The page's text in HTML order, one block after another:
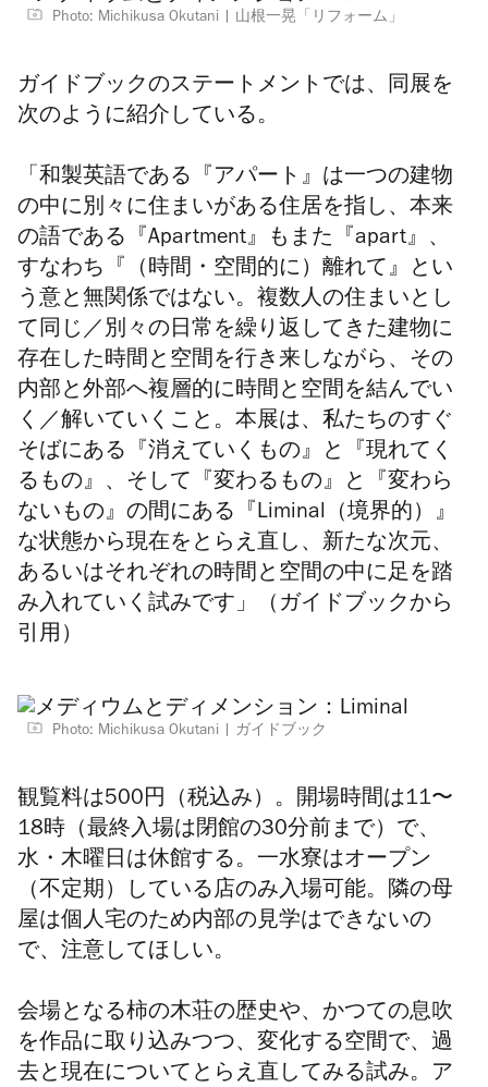
Photo: Michikusa Okutani 山根一晃「リフォーム」
ガイドブックのステートメントでは、同展を
次のように紹介している。
「和製英語である『アパート』は一つの建物
の中に別々に住まいがある住居を指し、本来
の語である『Apartment』もまた『apart』、
すなわち『（時間・空間的に）離れて』とい
う意と無関係ではない。複数人の住まいとし
て同じ／別々の日常を繰り返してきた建物に
存在した時間と空間を行き来しながら、その
内部と外部へ複層的に時間と空間を結んでい
く／解いていくこと。本展は、私たちのすぐ
そばにある『消えていくもの』と『現れてく
るもの』、そして『変わるもの』と『変わら
ないもの』の間にある『Liminal（境界的）』
な状態から現在をとらえ直し、新たな次元、
あるいはそれぞれの時間と空間の中に足を踏
み入れていく試みです」（ガイドブックから
引用）
Photo: Michikusa Okutani ガイドブック
観覧料は500円（税込み）。 開場時間は11〜
18時（最終入場は閉館の30分前まで）で、
水・木曜日は休館する。一水寮はオープン
（不定期）している店のみ入場可能。隣の母
屋は個人宅のため内部の見学はできないの
で、注意してほしい。
会場となる柿の木荘の歴史や、かつての息吹
を作品に取り込みつつ、変化する空間で、過
去と現在についてとらえ直してみる試み。ア